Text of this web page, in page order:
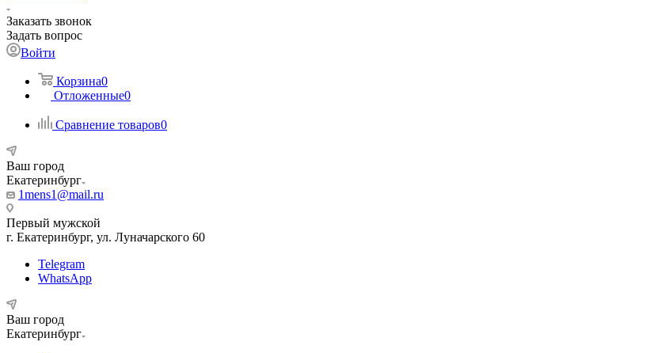
Заказать звонок
Задать вопрос
Войти
Корзина0
Отложенные0
Сравнение товаров0
Ваш город
Екатеринбург
1mens1@mail.ru
Первый мужской
г. Екатеринбург, ул. Луначарского 60
Telegram
WhatsApp
Ваш город
Екатеринбург